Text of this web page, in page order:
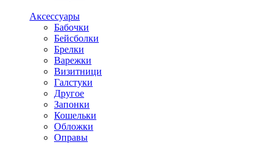
Аксессуары
Бабочки
Бейсболки
Брелки
Варежки
Визитници
Галстуки
Другое
Запонки
Кошельки
Обложки
Оправы